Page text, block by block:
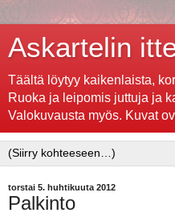
Askartelin
Täältä löytyy kaikenlaista,
Ruoka ja leipomis juttuja ja
Valokuvausta myös. Kuvat
torstai 5. huhtikuuta 2012
Palkinto